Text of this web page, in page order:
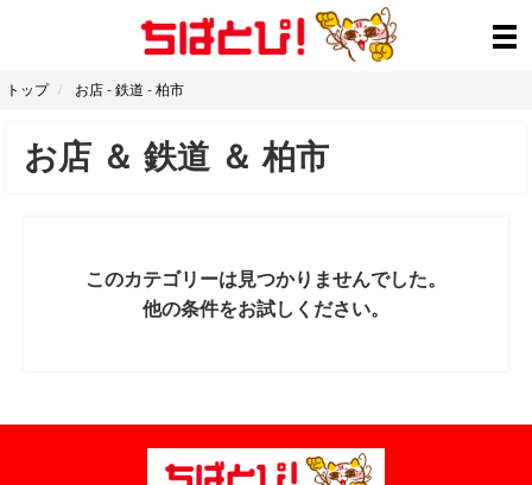
トップ お店 - 鉄道 - 柏市
お店 ＆ 鉄道 ＆柏市
このカテゴリーは見つかりませんでした。
他の条件をお試しください。